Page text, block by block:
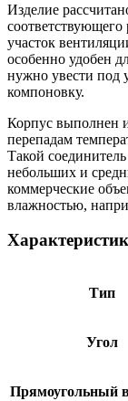
Изделие
соответствующего
участок
особенно удобен
нужно увести под
компоновку.
Корпус выполнен
перепадам
Такой
небольших и
коммерческие
влажностью,
Тип
Угол
Прямоугольный